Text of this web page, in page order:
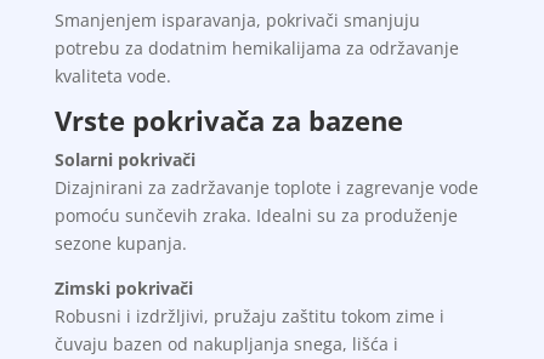
Smanjenjem isparavanja, pokrivači smanjuju
potrebu za dodatnim hemikalijama za održavanje
kvaliteta vode.
Vrste pokrivača za bazene
Solarni pokrivači
Dizajnirani za zadržavanje toplote i zagrevanje vode
pomoću sunčevih zraka. Idealni su za produženje
sezone kupanja.
Zimski pokrivači
Robusni i izdržljivi, pružaju zaštitu tokom zime i
čuvaju bazen od nakupljanja snega, lišća i